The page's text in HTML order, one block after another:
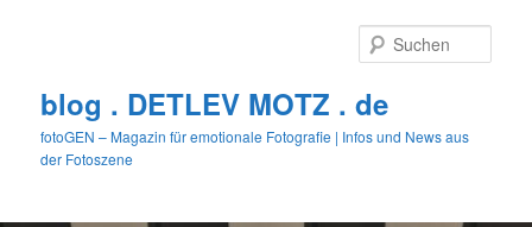
blog . DETLEV MOTZ . de
fotoGEN – Magazin für emotionale Fotografie | Infos und News aus
der Fotoszene